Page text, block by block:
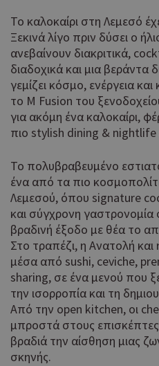
Το καλοκαίρι στη Λεμεσό
Ξεκινά λίγο πριν δύσει ο
ανεβαίνουν διακριτικά,
διαδοχικά και μια
γεμίζει κόσμο, ενέργεια
το M Fusion του
για ακόμη ένα καλοκαίρι,
πιο stylish dining & nightlife
Το πολυβραβευμένο
ένα από τα πιο
Λεμεσού, όπου signature
και σύγχρονη
βραδινή έξοδο με θέα το
Στο τραπέζι, η Ανατολή
μέσα από sushi, ceviche,
sharing, σε ένα μενού που
την ισορροπία και τη
Από την open kitchen, οι
μπροστά στους
βραδιά την αίσθηση μιας
σκηνής.